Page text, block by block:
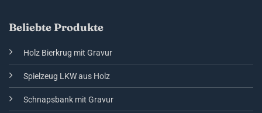
Beliebte Produkte
Holz Bierkrug mit Gravur
Spielzeug LKW aus Holz
Schnapsbank mit Gravur